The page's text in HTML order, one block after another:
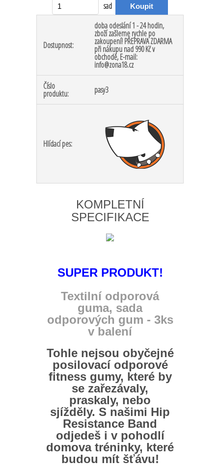
sad
Dostupnost:
doba odeslání 1 - 24 hodin,
zboží zašleme rychle po
zakoupení! PŘEPRAVA ZDARMA
při nákupu nad 990 Kč v
obchodě, E-mail:
info@zona18.cz
Číslo
produktu: pasy3
Hlídací pes:
KOMPLETNÍ
SPECIFIKACE
SUPER PRODUKT!
Textilní odporová
guma, sada
odporových gum - 3ks
v balení
Tohle nejsou obyčejné
posilovací odporové
fitness gumy, které by
se zařezávaly,
praskaly, nebo
sjížděly. S našimi Hip
Resistance Band
odjedeš i v pohodlí
domova tréninky, které
budou mít šťávu!